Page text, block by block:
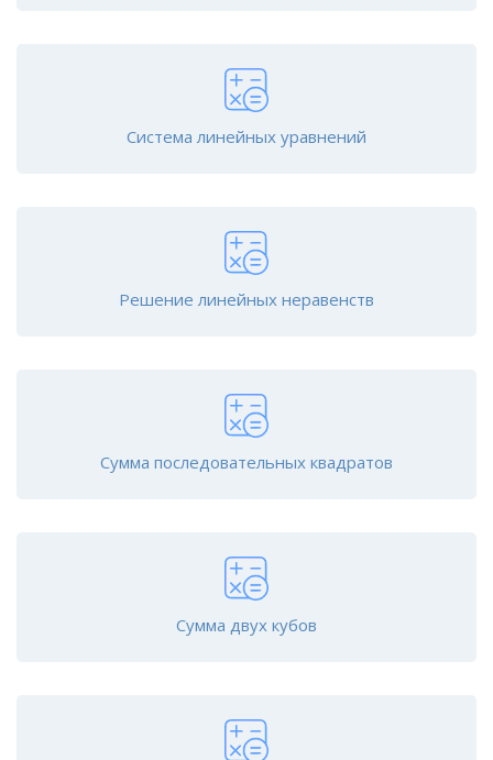
Система линейных уравнений
Решение линейных неравенств
Сумма последовательных квадратов
Сумма двух кубов